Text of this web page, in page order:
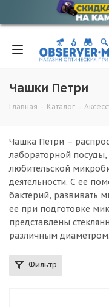
Чашки Петри
Главная - Каталог -
Чашка Петри –
лабораторной посуды,
любительской
деятельности. С ее
бактерий, развивать
ее при подготовке
представлены
различным диаметром.
Фильтр